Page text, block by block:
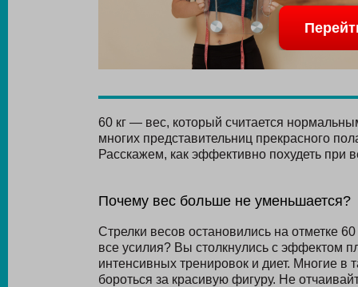
60 кг — вес, который считается
многих представительниц прекрасного
Расскажем, как эффективно похудеть при
Почему вес больше не уменьшается?
Стрелки весов остановились на отметке
все усилия? Вы столкнулись с эффектом
интенсивных тренировок и диет. Многие в
бороться за красивую фигуру. Не